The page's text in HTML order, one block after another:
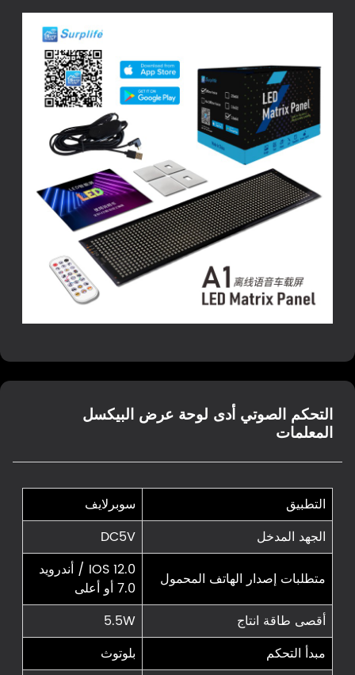
التحكم الصوتي أدى لوحة عرض البيكسل
المعلمات
التطبيق
سوبرلايف
الجهد المدخل
DC5V
متطلبات إصدار الهاتف المحمول
IOS 12.0 / أندرويد
7.0 أو أعلى
أقصى طاقة انتاج
5.5W
مبدأ التحكم
بلوتوث